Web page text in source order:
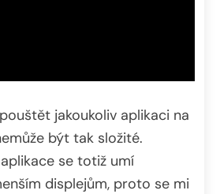
jakoukoliv aplikaci na
být tak složité.
se totiž umí
displejům, proto se mi